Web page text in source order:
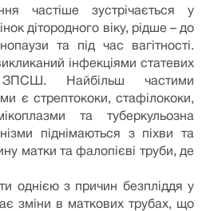
частіше зустрічається у
дітородного віку, рідше – до
та під час вагітності.
інфекціями статевих
Найбільш частими
є стрептококи, стафілококи,
та туберкульозна
піднімаються з піхви та
матки та фалопієві труби, де
однією з причин безпліддя у
зміни в маткових трубах, що